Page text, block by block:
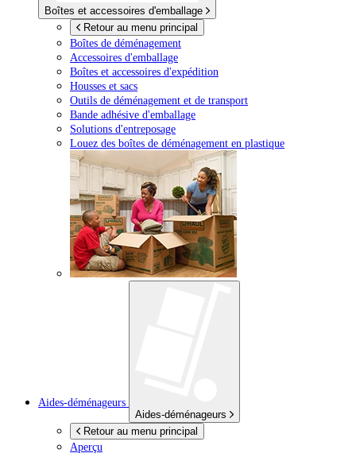
Boîtes et accessoires d'emballage
Retour au menu principal
Boîtes de déménagement
Accessoires d'emballage
Boîtes et accessoires d'expédition
Housses et sacs
Outils de déménagement et de transport
Bande adhésive d'emballage
Solutions d'entreposage
Louez des boîtes de déménagement en plastique
Aides-déménageurs
Aides-déménageurs
Retour au menu principal
Aperçu